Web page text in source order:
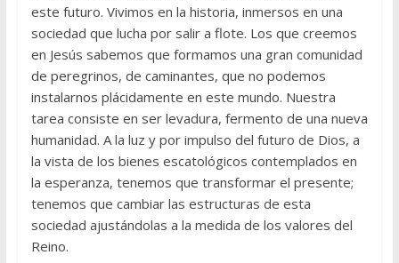
este futuro. Vivimos en la historia, inmersos en una
sociedad que lucha por salir a flote. Los que creemos
en Jesús sabemos que formamos una gran comunidad
de peregrinos, de caminantes, que no podemos
instalarnos plácidamente en este mundo. Nuestra
tarea consiste en ser levadura, fermento de una nueva
humanidad. A la luz y por impulso del futuro de Dios, a
la vista de los bienes escatológicos contemplados en
la esperanza, tenemos que transformar el presente;
tenemos que cambiar las estructuras de esta
sociedad ajustándolas a la medida de los valores del
Reino.